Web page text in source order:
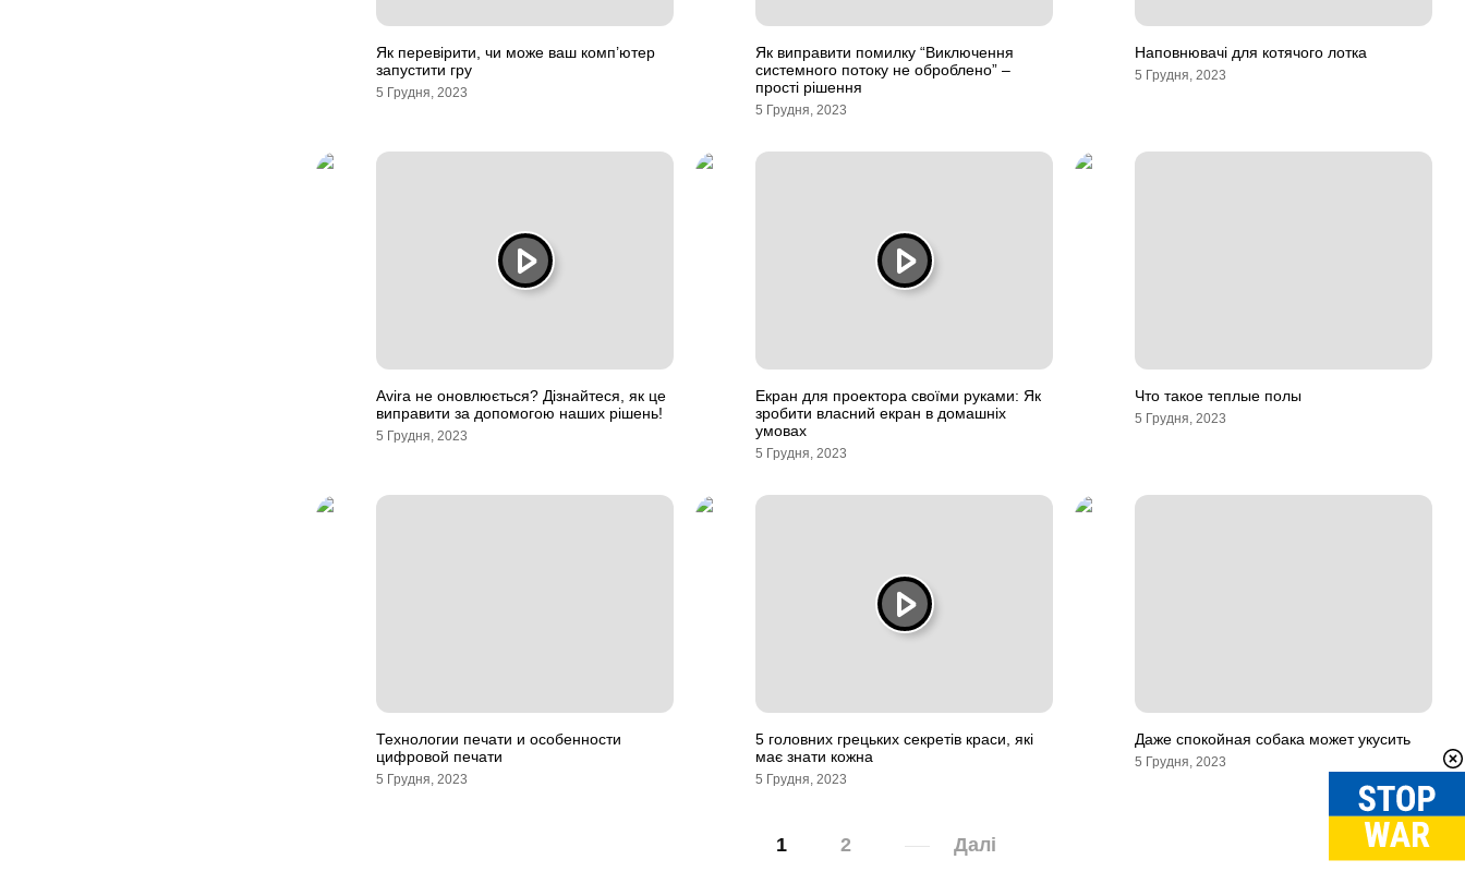
Як перевірити, чи може ваш комп’ютер
запустити гру
5 Грудня, 2023
Як виправити помилку “Виключення
системного потоку не оброблено” –
прості рішення
5 Грудня, 2023
Наповнювачі для котячого лотка
5 Грудня, 2023
Avira не оновлюється? Дізнайтеся, як це
виправити за допомогою наших рішень!
5 Грудня, 2023
Екран для проектора своїми руками: Як
зробити власний екран в домашніх
умовах
5 Грудня, 2023
Что такое теплые полы
5 Грудня, 2023
Технологии печати и особенности
цифровой печати
5 Грудня, 2023
5 головних грецьких секретів краси, які
має знати кожна
5 Грудня, 2023
Даже спокойная собака может укусить
5 Грудня, 2023
1 2 Далі